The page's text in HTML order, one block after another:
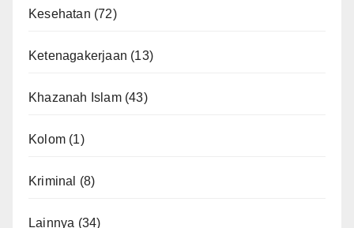
Kesehatan (72)
Ketenagakerjaan (13)
Khazanah Islam(43)
Kolom (1)
Kriminal (8)
Lainnya (34)